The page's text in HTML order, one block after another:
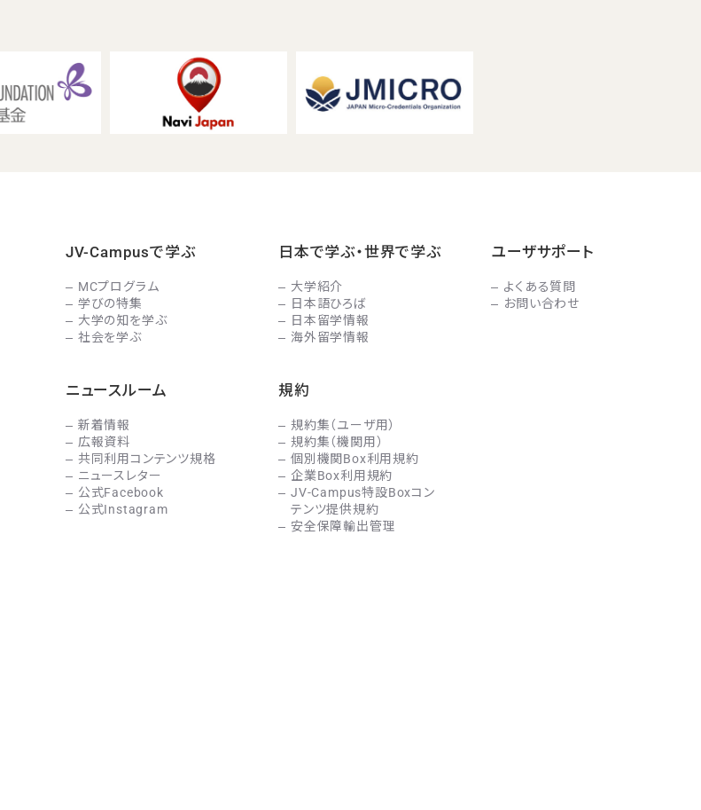
JV-Campusで学ぶ
MCプログラム
学びの特集
大学の知を学ぶ
社会を学ぶ
日本で学ぶ・世界で学ぶ
大学紹介
日本語ひろば
日本留学情報
海外留学情報
ユーザサポート
よくある質問
お問い合わせ
ニュースルーム
新着情報
広報資料
共同利用コンテンツ規格
ニュースレター
公式Facebook
公式Instagram
規約
規約集（ユーザ用）
規約集（機関用）
個別機関Box利用規約
企業Box利用規約
JV-Campus特設Boxコン
テンツ提供規約
安全保障輸出管理